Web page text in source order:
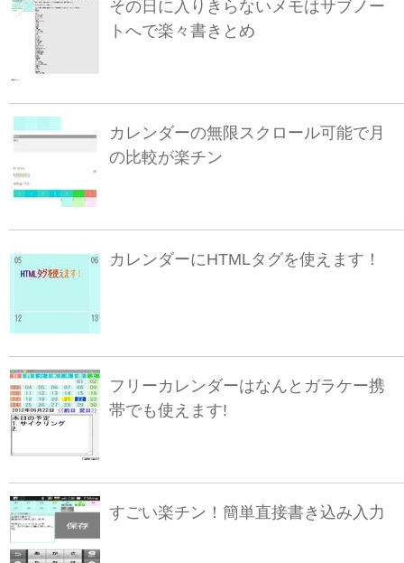
その日に入りきらないメモはサブノー
トへで楽々書きとめ
カレンダーの無限スクロール可能で月
の比較が楽チン
カレンダーにHTMLタグを使えます！
フリーカレンダーはなんとガラケー携
帯でも使えます!
すごい楽チン！簡単直接書き込み入力